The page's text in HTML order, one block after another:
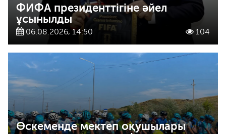
ФИФА президенттігіне әйел
ұсынылды
06.08.2026, 14:50 104
Өскеменде мектеп оқушылары